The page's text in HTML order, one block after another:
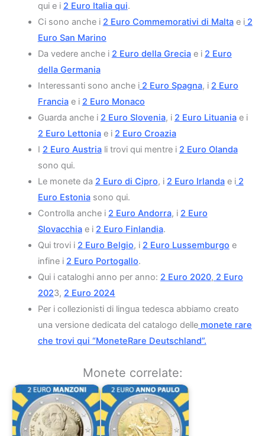
qui e i 2 Euro Italia qui.
Ci sono anche i 2 Euro Commemorativi di Maltae i2
Euro San Marino
Da vedere anche i 2 Euro della Greciae i 2 Euro
della Germania
Interessanti sono anche i2 Euro Spagna, i 2 Euro
Franciae i 2 Euro Monaco
Guarda anche i 2 Euro Slovenia, i 2 Euro Lituaniae i
2 Euro Lettoniae i 2 Euro Croazia
I 2 Euro Austriali trovi qui mentre i 2 Euro Olanda
sono qui.
Le monete da 2 Euro di Cipro, i 2 Euro Irlandae i2
Euro Estoniasono qui.
Controlla anche i 2 Euro Andorra, i 2 Euro
Slovacchiae i 2 Euro Finlandia.
Qui trovi i 2 Euro Belgio, i 2 Euro Lussemburgo e
infine i 2 Euro Portogallo.
Qui i cataloghi anno per anno: 2 Euro 2020, 2 Euro
2023, 2 Euro 2024
Per i collezionisti di lingua tedesca abbiamo creato
una versione dedicata del catalogo dellemonete rare
che trovi qui “MoneteRare Deutschland”.
Monete correlate: